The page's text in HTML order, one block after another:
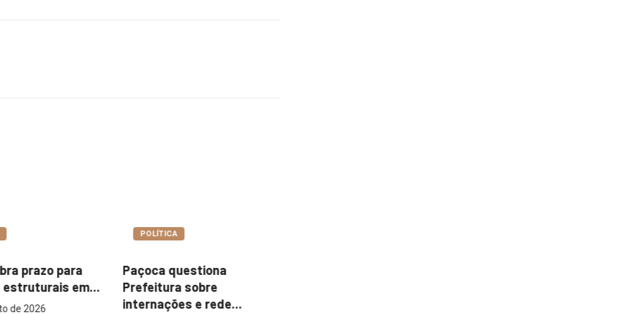
sobre
e rede...
COTIDIANO
Garimpo Day reúne
brechós, gastronomia e
atrações...